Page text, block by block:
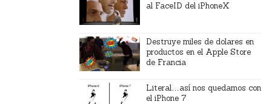
al FaceID del iPhoneX
Destruye miles de dolares en
productos en el Apple Store
de Francia
Literal…así nos quedamos con
el iPhone 7